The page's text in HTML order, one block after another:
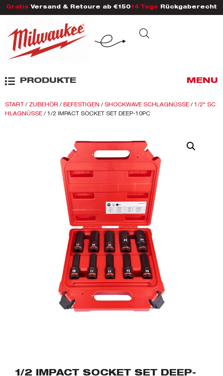
Gratis Versand & Retoure ab €150 14 Tage Rückgaberecht
PRODUKTE MENU
START / ZUBEHÖR / BEFESTIGEN / SHOCKWAVE SCHLAGNÜSSE / 1/2" SC
HLAGNÜSSE / 1/2 IMPACT SOCKET SET DEEP-10PC
1/2 IMPACT SOCKET SET DEEP-